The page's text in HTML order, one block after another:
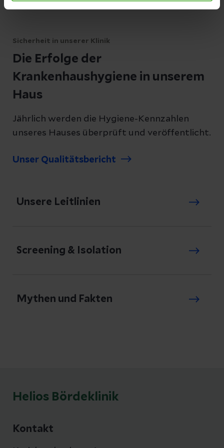
Sicherheit in unserer Klinik
Die Erfolge der
Krankenhaushygiene in unserem
Haus
Jährlich werden die Hygiene-Kennzahlen
unseres Hauses überprüft und veröffentlicht.
Unser Qualitätsbericht
Unsere Leitlinien
Screening & Isolation
Mythen und Fakten
Helios Bördeklinik
Kontakt